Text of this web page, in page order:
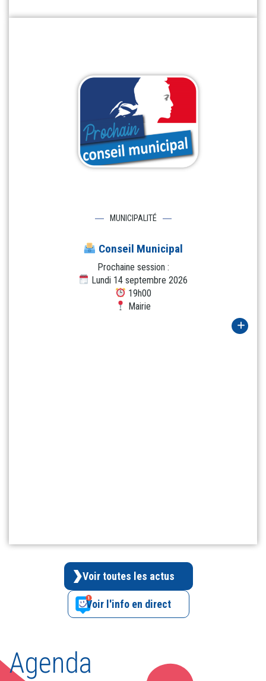
MUNICIPALITÉ
Conseil Municipal
Prochaine session :
Lundi 14 septembre 2026
19h00
Mairie
Voir toutes les actus
Voir l'info en direct
Agenda